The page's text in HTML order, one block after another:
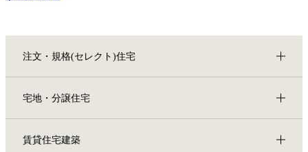
注文・規格(セレクト)住宅
宅地・分譲住宅
賃貸住宅建築